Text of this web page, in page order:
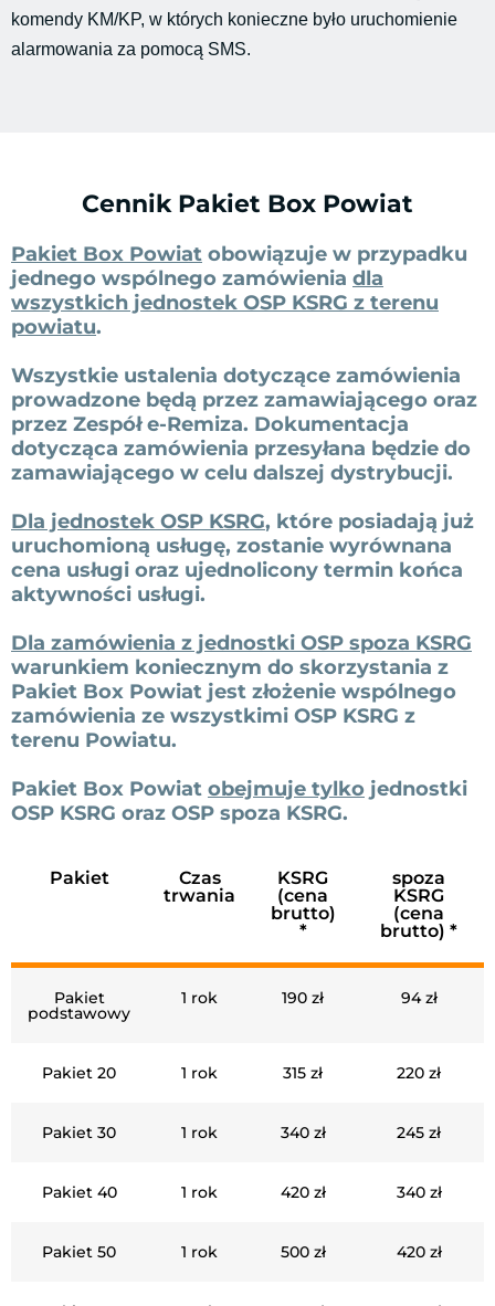
komendy KM/KP, w których konieczne było uruchomienie
alarmowania za pomocą SMS.
Cennik Pakiet Box Powiat
Pakiet Box Powiat obowiązuje w przypadku
jednego wspólnego zamówienia dla
wszystkich jednostek OSP KSRG z terenu
powiatu.
Wszystkie ustalenia dotyczące zamówienia
prowadzone będą przez zamawiającego oraz
przez Zespół e-Remiza. Dokumentacja
dotycząca zamówienia przesyłana będzie do
zamawiającego w celu dalszej dystrybucji.
Dla jednostek OSP KSRG, które posiadają już
uruchomioną usługę, zostanie wyrównana
cena usługi oraz ujednolicony termin końca
aktywności usługi.
Dla zamówienia z jednostki OSP spoza KSRG
warunkiem koniecznym do skorzystania z
Pakiet Box Powiat jest złożenie wspólnego
zamówienia ze wszystkimi OSP KSRG z
terenu Powiatu.
Pakiet Box Powiat obejmuje tylko jednostki
OSP KSRG oraz OSP spoza KSRG.
Pakiet
Czas
trwania
KSRG
(cena
brutto)
*
spoza
KSRG
(cena
brutto) *
Pakiet
podstawowy
1 rok 190 zł 94 zł
Pakiet 20 1 rok 315 zł 220 zł
Pakiet 30 1 rok 340 zł 245 zł
Pakiet 40 1 rok 420 zł 340 zł
Pakiet 50 1 rok 500 zł 420 zł